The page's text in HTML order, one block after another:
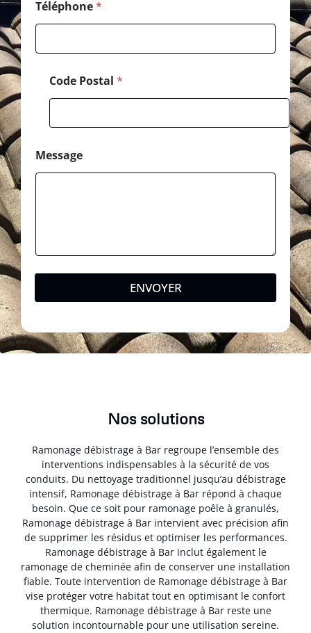
Téléphone*
Code Postal *
Message
ENVOYER
Nos solutions
Ramonage débistrage à Bar regroupe l’ensemble des
interventions indispensables à la sécurité de vos
conduits. Du nettoyage traditionnel jusqu’au débistrage
intensif, Ramonage débistrage à Bar répond à chaque
besoin. Que ce soit pour ramonage poêle à granulés,
Ramonage débistrage à Bar intervient avec précision afin
de supprimer les résidus et optimiser les performances.
Ramonage débistrage à Bar inclut également le
ramonage de cheminée afin de conserver une installation
fiable. Toute intervention de Ramonage débistrage à Bar
vise protéger votre habitat tout en optimisant le confort
thermique. Ramonage débistrage à Bar reste une
solution incontournable pour une utilisation sereine.